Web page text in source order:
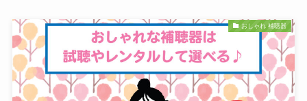
おしゃれ 補聴器